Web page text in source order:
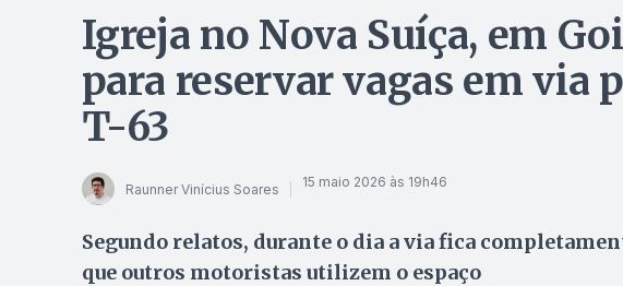
Igreja no Nova Suíça, em
para reservar vagas em via
T-63
Raunner Vinícius Soares 15 maio 2026 às 19h46
Segundo relatos, durante o dia a via fica
que outros motoristas utilizem o espaço